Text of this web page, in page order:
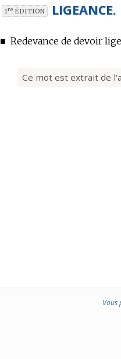
1re ÉDITION LIGEANCE.
■ Redevance de devoir
Ce mot est extrait de
Vous